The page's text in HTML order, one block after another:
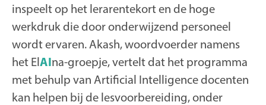
inspeelt op het lerarentekort en de hoge
werkdruk die door onderwijzend personeel
wordt ervaren. Akash, woordvoerder namens
het ElAIna-groepje, vertelt dat het programma
met behulp van Artificial Intelligence docenten
kan helpen bij de lesvoorbereiding, onder